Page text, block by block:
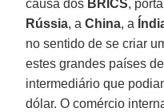
causa dos BRICS,
Rússia, aChina, a
no sentido de se criar
estes grandes países
intermediário que
dólar. O comércio